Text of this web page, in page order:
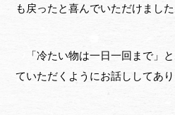
も戻ったと喜んでいただけました
「冷たい物は一日一回まで」
ていただくようにお話ししてあり